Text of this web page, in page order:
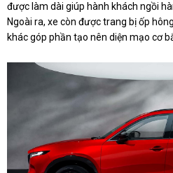
được làm dài giúp hành khách ngồi
Ngoài ra, xe còn được trang bị ốp
khác góp phần tạo nên diện mạo cơ